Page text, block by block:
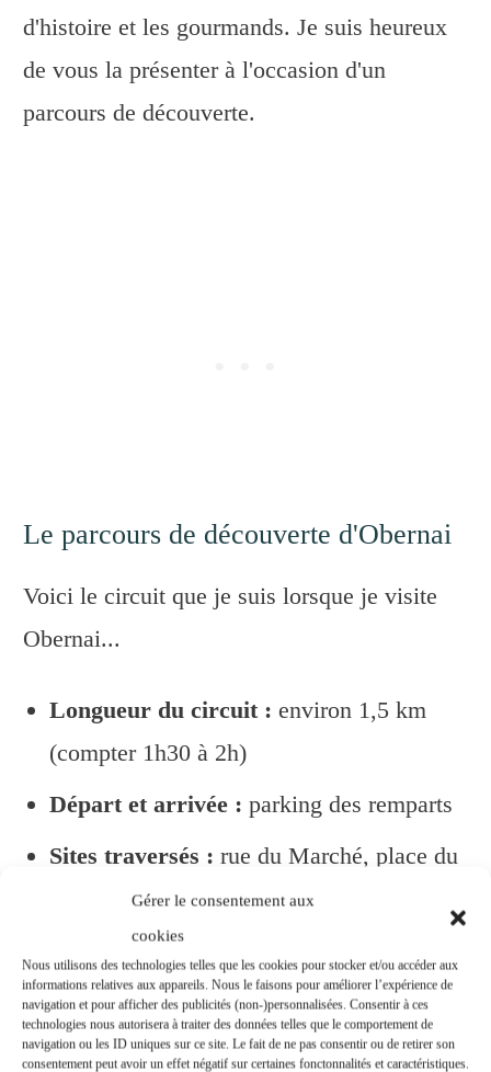
Gérer le consentement aux
cookies
Nous utilisons des technologies telles que les cookies pour stocker et/ou accéder aux
informations relatives aux appareils. Nous le faisons pour améliorer l’expérience de
navigation et pour afficher des publicités (non-)personnalisées. Consentir à ces
technologies nous autorisera à traiter des données telles que le comportement de
navigation ou les ID uniques sur ce site. Le fait de ne pas consentir ou de retirer son
consentement peut avoir un effet négatif sur certaines fonctonnalités et caractéristiques.
d'histoire et les gourmands. Je suis heureux
de vous la présenter à l'occasion d'un
parcours de découverte.
Le parcours de découverte d'Obernai
Voici le circuit que je suis lorsque je visite
Obernai...
Longueur du circuit : environ 1,5 km
(compter 1h30 à 2h)
Départ et arrivée : parking des remparts
Sites traversés : rue du Marché, place du
Marché, rue des Pèlerins, place de l'Etoile,
rue du Chanoine Gyss, rue du Général
Gouraud, rue du canal de l'Ehn, rue de
Sélestat.